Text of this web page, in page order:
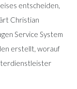
entscheiden,
Christian
Service System
erstellt, worauf